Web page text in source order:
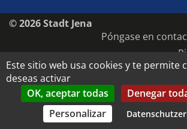
© 2026 Stadt Jena
Póngase en
Derechos de
Datenschutz-
Este sitio web usa cookies y te permite
deseas activar
OK, aceptar todas
Denegar
Personalizar